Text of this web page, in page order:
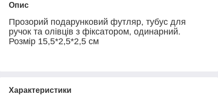
Опис
Прозорий подарунковий футляр, тубус для
ручок та олівців з фіксатором, одинарний.
Розмір 15,5*2,5*2,5 см
Характеристики